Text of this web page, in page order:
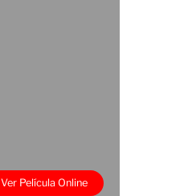
Ver Película Online